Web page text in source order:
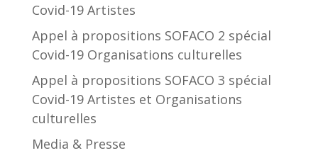
Covid-19 Artistes
Appel à propositions SOFACO 2 spécial
Covid-19 Organisations culturelles
Appel à propositions SOFACO 3 spécial
Covid-19 Artistes et Organisations
culturelles
Media & Presse